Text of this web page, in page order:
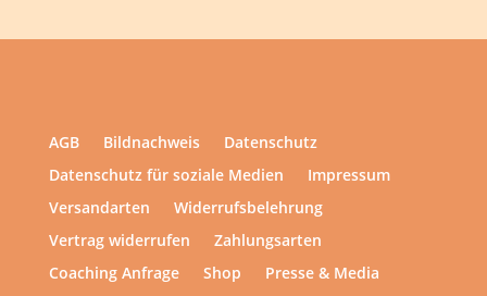
AGB Bildnachweis
Datenschutz
Datenschutz für soziale Medien
Impressum
Versandarten
Widerrufsbelehrung
Vertrag widerrufen
Zahlungsarten
Coaching Anfrage
Shop
Presse & Media